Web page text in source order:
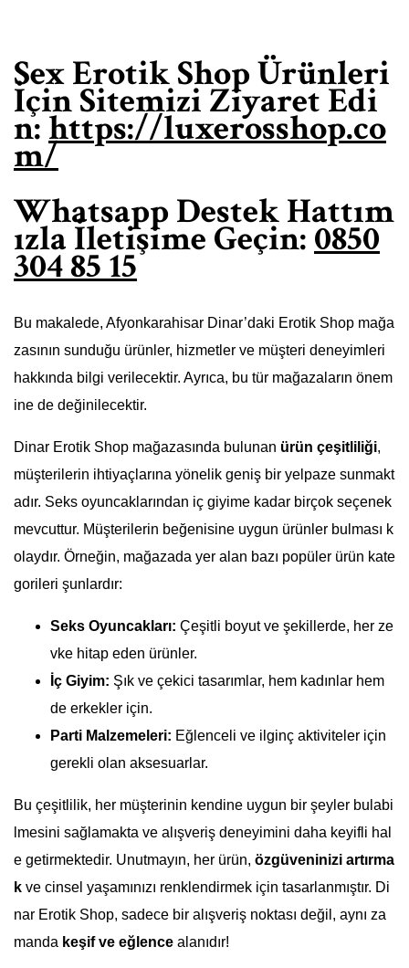
Sex Erotik Shop Ürünleri
İçin Sitemizi Ziyaret Edi
n:https://luxerosshop.co
m/
Whatsapp Destek Hattım
ızla İletişime Geçin:0850
304 85 15
Bu makalede, Afyonkarahisar Dinar’daki Erotik Shop mağa
zasının sunduğu ürünler, hizmetler ve müşteri deneyimleri
hakkında bilgi verilecektir. Ayrıca, bu tür mağazaların önem
ine de değinilecektir.
Dinar Erotik Shop mağazasında bulunan ürün çeşitliliği,
müşterilerin ihtiyaçlarına yönelik geniş bir yelpaze sunmakt
adır. Seks oyuncaklarından iç giyime kadar birçok seçenek
mevcuttur. Müşterilerin beğenisine uygun ürünler bulması k
olaydır. Örneğin, mağazada yer alan bazı popüler ürün kate
gorileri şunlardır:
Seks Oyuncakları: Çeşitli boyut ve şekillerde, her ze
vke hitap eden ürünler.
İç Giyim: Şık ve çekici tasarımlar, hem kadınlar hem
de erkekler için.
Parti Malzemeleri: Eğlenceli ve ilginç aktiviteler için
gerekli olan aksesuarlar.
Bu çeşitlilik, her müşterinin kendine uygun bir şeyler bulabi
lmesini sağlamakta ve alışveriş deneyimini daha keyifli hal
e getirmektedir. Unutmayın, her ürün, özgüveninizi artırma
k ve cinsel yaşamınızı renklendirmek için tasarlanmıştır. Di
nar Erotik Shop, sadece bir alışveriş noktası değil, aynı za
manda keşif ve eğlence alanıdır!